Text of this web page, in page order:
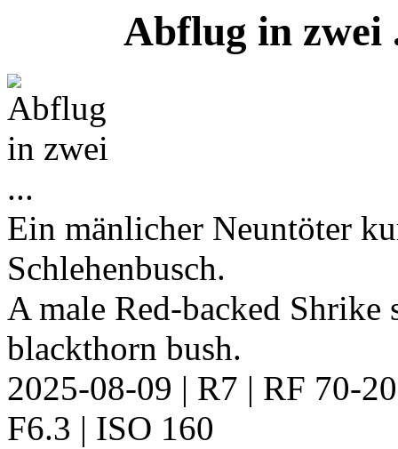
Abflug in zwei
Ein mänlicher Neuntöter
Schlehenbusch.
A male Red-backed
blackthorn bush.
2025-08-09 | R7 | RF 70-
F6.3 | ISO 160